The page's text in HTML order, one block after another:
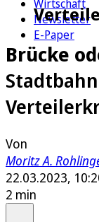
Wirtschaft
Newsletter
E-Paper
Brücke
Von
Moritz A.
22.03.2023,
2 min